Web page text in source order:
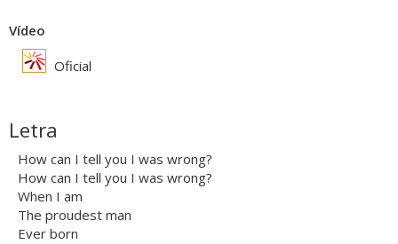
Vídeo
Oficial
Letra
How can I tell you I was wrong?
How can I tell you I was wrong?
When I am
The proudest man
Ever born